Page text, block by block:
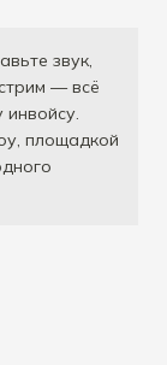
звук,
— всё
площадкой